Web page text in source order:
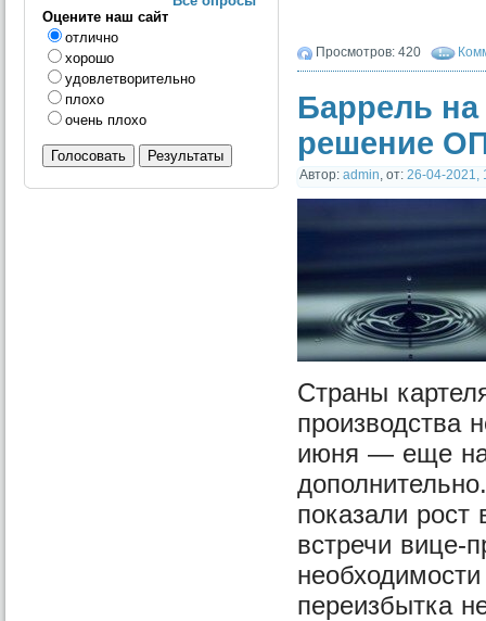
Просмотров: 420
Баррель на
решение
Автор: admin, от: 26-04-2021,
Страны
производства
июня — еще
показали рост
встречи вице-
переизбытка
Оцените наш сайт
отлично
хорошо
удовлетворительно
плохо
очень плохо
Голосовать Результаты